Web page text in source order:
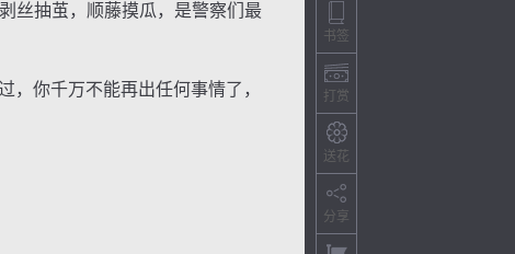
丝抽茧，顺藤摸瓜，是警察们最
你千万不能再出任何事情了，
书签
打赏
送花
分享